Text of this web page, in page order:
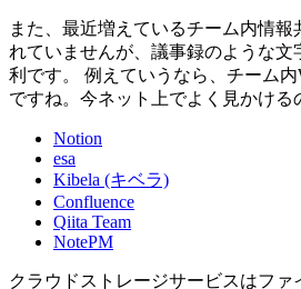
また、最近増えているチーム内情報
れていませんが、議事録のような文
利です。 例えていうなら、チーム
ですね。今ネット上でよく見かける
Notion
esa
Kibela (キベラ)
Confluence
Qiita Team
NotePM
クラウドストレージサービスはフ